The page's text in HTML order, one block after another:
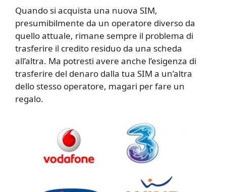
Quando si acquista una nuova SIM,
presumibilmente da un operatore diverso da
quello attuale, rimane sempre il problema di
trasferire il credito residuo da una scheda
all’altra. Ma potresti avere anche l’esigenza di
trasferire del denaro dalla tua SIM a un’altra
dello stesso operatore, magari per fare un
regalo.